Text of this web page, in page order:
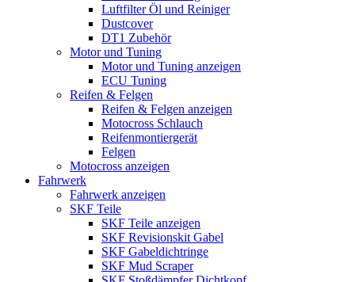
Luftfilter Öl und Reiniger
Dustcover
DT1 Zubehör
Motor und Tuning
Motor und Tuning anzeigen
ECU Tuning
Reifen & Felgen
Reifen & Felgen anzeigen
Motocross Schlauch
Reifenmontiergerät
Felgen
Motocross anzeigen
Fahrwerk
Fahrwerk anzeigen
SKF Teile
SKF Teile anzeigen
SKF Revisionskit Gabel
SKF Gabeldichtringe
SKF Mud Scraper